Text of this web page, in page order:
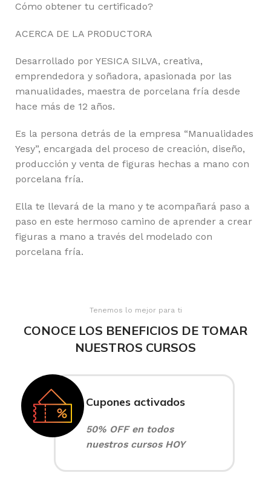
Cómo obtener tu certificado?
ACERCA DE LA PRODUCTORA
Desarrollado por YESICA SILVA, creativa,
emprendedora y soñadora, apasionada por las
manualidades, maestra de porcelana fría desde
hace más de 12 años.
Es la persona detrás de la empresa “Manualidades
Yesy”, encargada del proceso de creación, diseño,
producción y venta de figuras hechas a mano con
porcelana fría.
Ella te llevará de la mano y te acompañará paso a
paso en este hermoso camino de aprender a crear
figuras a mano a través del modelado con
porcelana fría.
Tenemos lo mejor para ti
CONOCE LOS BENEFICIOS DE TOMAR
NUESTROS CURSOS
Cupones activados
50% OFF en todos
nuestros cursos HOY